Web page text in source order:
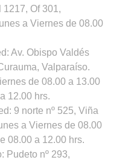
Of 301,
a Viernes de 08.00
Av. Obispo Valdés
Valparaíso.
de 08.00 a 13.00
12.00 hrs.
9 norte nº 525, Viña
a Viernes de 08.00
08.00 a 12.00 hrs.
Pudeto nº 293,